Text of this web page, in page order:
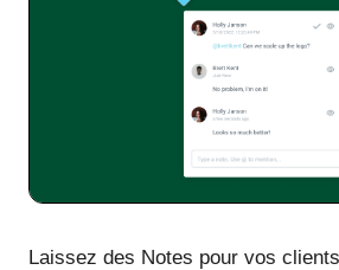
Laissez des Notes pour vos